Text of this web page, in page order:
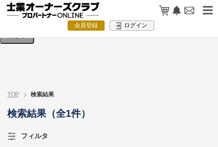
会員登録 ログイン
検索条件を入力してください。
TOP 検索結果
検索結果（全1件）
フィルタ